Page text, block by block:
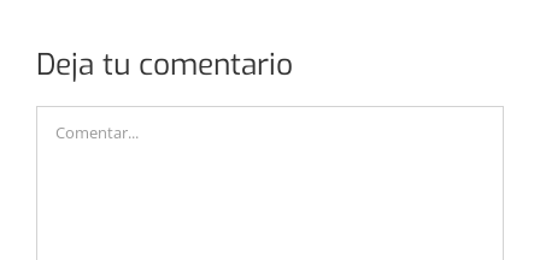
Deja tu comentario